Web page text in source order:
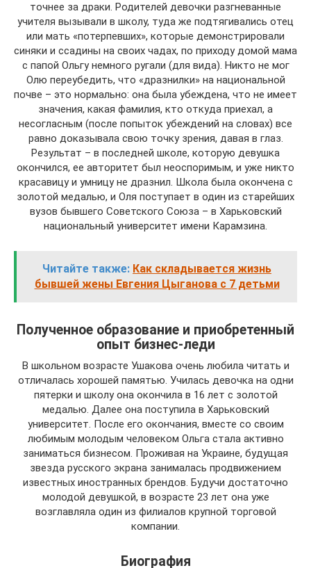
точнее за драки. Родителей девочки разгневанные
учителя вызывали в школу, туда же подтягивались отец
или мать «потерпевших», которые демонстрировали
синяки и ссадины на своих чадах, по приходу домой мама
с папой Ольгу немного ругали (для вида). Никто не мог
Олю переубедить, что «дразнилки» на национальной
почве – это нормально: она была убеждена, что не имеет
значения, какая фамилия, кто откуда приехал, а
несогласным (после попыток убеждений на словах) все
равно доказывала свою точку зрения, давая в глаз.
Результат – в последней школе, которую девушка
окончился, ее авторитет был неоспоримым, и уже никто
красавицу и умницу не дразнил. Школа была окончена с
золотой медалью, и Оля поступает в один из старейших
вузов бывшего Советского Союза – в Харьковский
национальный университет имени Карамзина.
Читайте также: Как складывается жизнь
бывшей жены Евгения Цыганова с 7 детьми
Полученное образование и приобретенный
опыт бизнес-леди
В школьном возрасте Ушакова очень любила читать и
отличалась хорошей памятью. Училась девочка на одни
пятерки и школу она окончила в 16 лет с золотой
медалью. Далее она поступила в Харьковский
университет. После его окончания, вместе со своим
любимым молодым человеком Ольга стала активно
заниматься бизнесом. Проживая на Украине, будущая
звезда русского экрана занималась продвижением
известных иностранных брендов. Будучи достаточно
молодой девушкой, в возрасте 23 лет она уже
возглавляла один из филиалов крупной торговой
компании.
Биография